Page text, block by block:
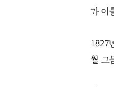
가 이
1827
월 그